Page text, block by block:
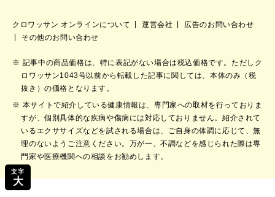
文字
大
クロワッサン オンラインについて 運営会社
広告のお問い合わせ
その他のお問い合わせ
記事中の商品価格は、特に表記がない場合は税込価格です。ただしク
ロワッサン1043号以前から転載した記事に関しては、本体のみ（税
抜き）の価格となります。
本サイトで紹介している健康情報は、専門家への取材を行っておりま
すが、個別具体的な疾病や傷病には対応しておりません。紹介されて
いるエクササイズなどを試される場合は、ご自身の体調に応じて、無
理のないようご注意ください。万が一、不調などを感じられた際は専
門家や医療機関への相談をお勧めします。